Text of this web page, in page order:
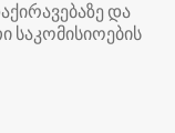
და
საკომისიოების